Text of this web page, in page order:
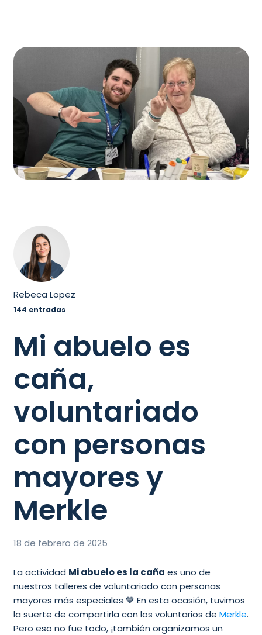
Rebeca Lopez
144 entradas
Mi abuelo es
caña,
voluntariado
con personas
mayores y
Merkle
18 de febrero de 2025
La actividad Mi abuelo es la caña es uno de
nuestros talleres de voluntariado con personas
mayores más especiales 💙 En esta ocasión, tuvimos
la suerte de compartirla con los voluntarios de Merkle.
Pero eso no fue todo, ¡también organizamos un